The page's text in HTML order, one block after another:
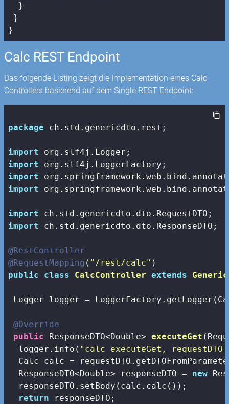
  }
}
Calc REST Endpoint
Das folgende Listing zeigt die Implementation eines Calc
Controllers basierend auf dem Single REST Endpoint:
package ch.std.genericdto.rest;
import
import
import
import
import
import ch.std.genericdto.dto.ResponseDTO;
@RestController
@RequestMapping ( "/rest/calc"
public
class CalcController extends
Logger logger =
@Override
public ResponseDTO<Double> executeGet
  logger.info(
"calc executeGet,
Calc calc =
  ResponseDTO<Double> responseDTO =
new
  responseDTO.setBody(calc.calc());
return responseDTO;